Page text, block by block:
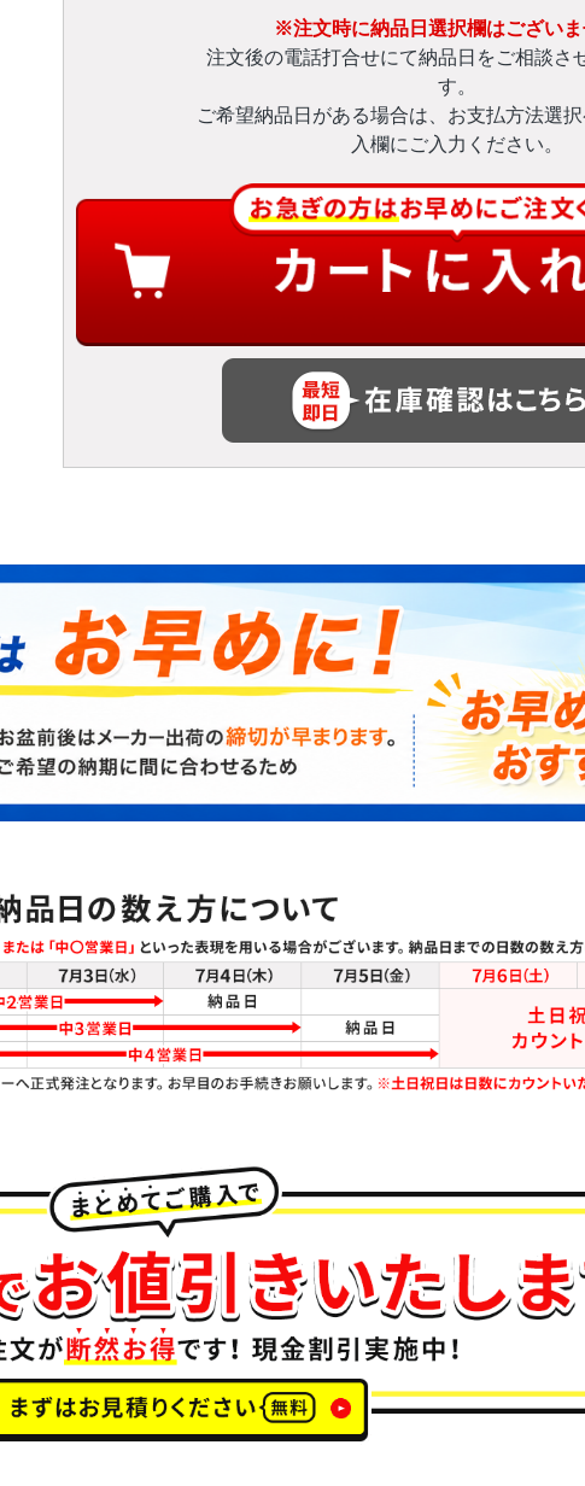
※注文時に納品日選択欄はござい
注文後の電話打合せにて納品日をご相談さ
す。
ご希望納品日がある場合は、お支払方法選
入欄にご入力ください。